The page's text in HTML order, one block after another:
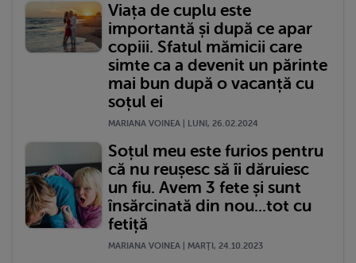
Viața de cuplu este
importantă și după ce apar
copiii. Sfatul mămicii care
simte ca a devenit un părinte
mai bun după o vacanță cu
soțul ei
MARIANA VOINEA | LUNI, 26.02.2024
Soțul meu este furios pentru
că nu reușesc să îi dăruiesc
un fiu. Avem 3 fete și sunt
însărcinată din nou...tot cu
fetiță
MARIANA VOINEA | MARŢI, 24.10.2023